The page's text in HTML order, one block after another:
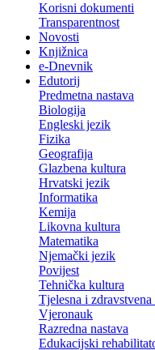
Korisni dokumenti
Transparentnost
Novosti
Knjižnica
e-Dnevnik
Edutorij
Predmetna nastava
Biologija
Engleski jezik
Fizika
Geografija
Glazbena kultura
Hrvatski jezik
Informatika
Kemija
Likovna kultura
Matematika
Njemački jezik
Povijest
Tehnička kultura
Tjelesna i
Vjeronauk
Razredna nastava
Edukacijski